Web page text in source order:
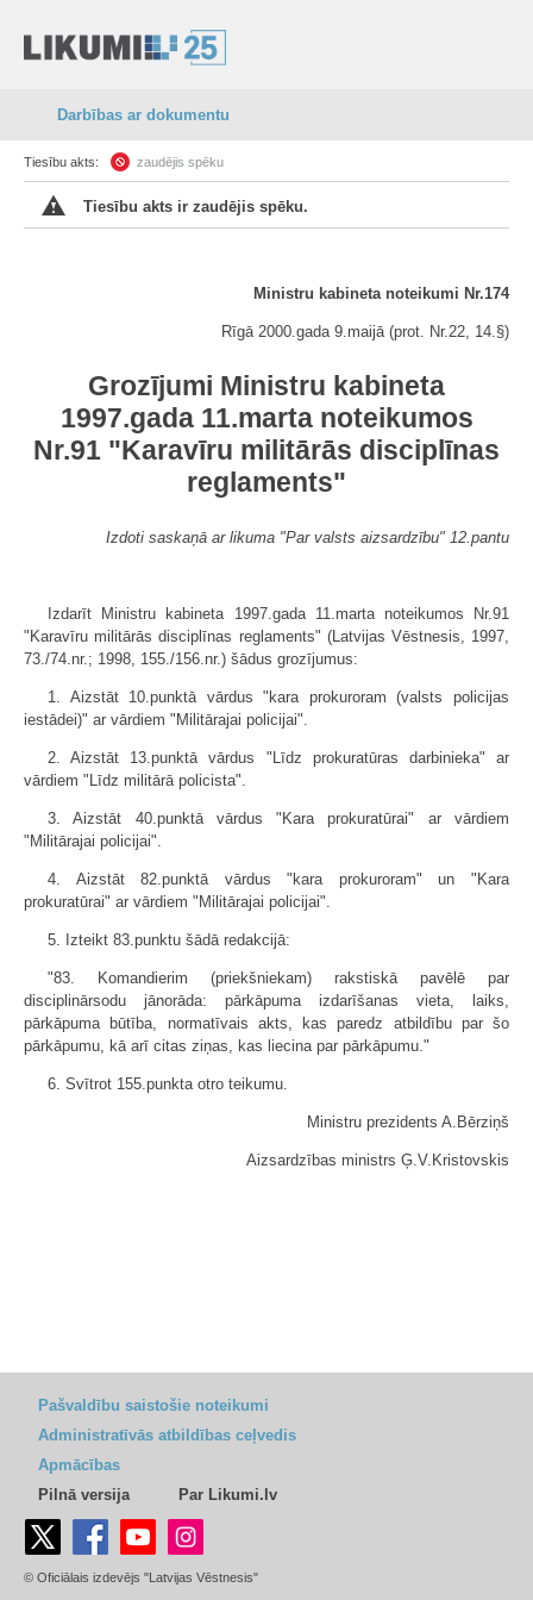
Darbības ar dokumentu
Tiesību akts: zaudējis spēku
Tiesību akts ir zaudējis spēku.
Ministru kabineta noteikumi Nr.174
Rīgā 2000.gada 9.maijā (prot. Nr.22, 14.§)
Grozījumi Ministru kabineta
1997.gada 11.marta noteikumos
Nr.91 "Karavīru militārās disciplīnas
reglaments"
Izdoti saskaņā ar likuma "Par valsts aizsardzību" 12.pantu
Izdarīt Ministru kabineta 1997.gada 11.marta noteikumos Nr.91
"Karavīru militārās disciplīnas reglaments" (Latvijas Vēstnesis, 1997,
73./74.nr.; 1998, 155./156.nr.) šādus grozījumus:
1. Aizstāt 10.punktā vārdus "kara prokuroram (valsts policijas
iestādei)" ar vārdiem "Militārajai policijai".
2. Aizstāt 13.punktā vārdus "Līdz prokuratūras darbinieka" ar
vārdiem "Līdz militārā policista".
3. Aizstāt 40.punktā vārdus "Kara prokuratūrai" ar vārdiem
"Militārajai policijai".
4. Aizstāt 82.punktā vārdus "kara prokuroram" un "Kara
prokuratūrai" ar vārdiem "Militārajai policijai".
5. Izteikt 83.punktu šādā redakcijā:
"83. Komandierim (priekšniekam) rakstiskā pavēlē par
disciplinārsodu jānorāda: pārkāpuma izdarīšanas vieta, laiks,
pārkāpuma būtība, normatīvais akts, kas paredz atbildību par šo
pārkāpumu, kā arī citas ziņas, kas liecina par pārkāpumu."
6. Svītrot 155.punkta otro teikumu.
Ministru prezidents A.Bērziņš
Aizsardzības ministrs Ģ.V.Kristovskis
Pašvaldību saistošie noteikumi
Administratīvās atbildības ceļvedis
Apmācības
Pilnā versija
Par Likumi.lv
© Oficiālais izdevējs "Latvijas Vēstnesis"